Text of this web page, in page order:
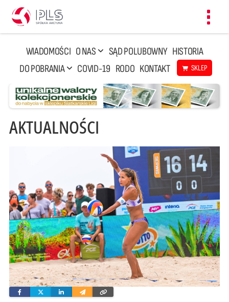
WIADOMOŚCI O NAS SĄD POLUBOWNY HISTORIA
DO POBRANIA
COVID-19 RODO KONTAKT SKLEP
AKTUALNOŚCI
FacebookTwitterLinkedinWyślij
e-
Skopiuj
link